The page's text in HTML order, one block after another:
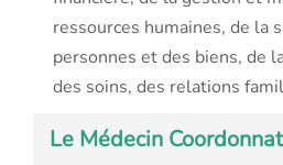
ressources humaines, de la
personnes et des biens, de
des soins, des relations
Le Médecin